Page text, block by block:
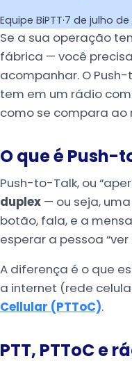
Equipe BiPTT·7 de julho de
Se a sua operação
fábrica — você
acompanhar. O
tem em um rádio
como se compara ao
O que é Push-
Push-to-Talk, ou
duplex — ou seja,
botão, fala, e a
esperar a pessoa
A diferença é o que
a internet (rede
Cellular (PTToC).
PTT, PTToC e